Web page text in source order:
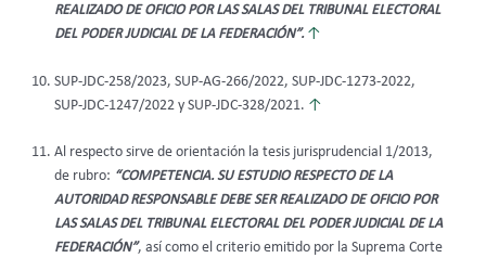
REALIZADO DE OFICIO POR LAS SALAS DEL TRIBUNAL ELECTORAL
DEL PODER JUDICIAL DE LA FEDERACIÓN”. ↑
SUP-JDC-258/2023, SUP-AG-266/2022, SUP-JDC-1273-2022,
SUP-JDC-1247/2022 y SUP-JDC-328/2021. ↑
Al respecto sirve de orientación la tesis jurisprudencial 1/2013,
de rubro: “COMPETENCIA. SU ESTUDIO RESPECTO DE LA
AUTORIDAD RESPONSABLE DEBE SER REALIZADO DE OFICIO POR
LAS SALAS DEL TRIBUNAL ELECTORAL DEL PODER JUDICIAL DE LA
FEDERACIÓN”, así como el criterio emitido por la Suprema Corte